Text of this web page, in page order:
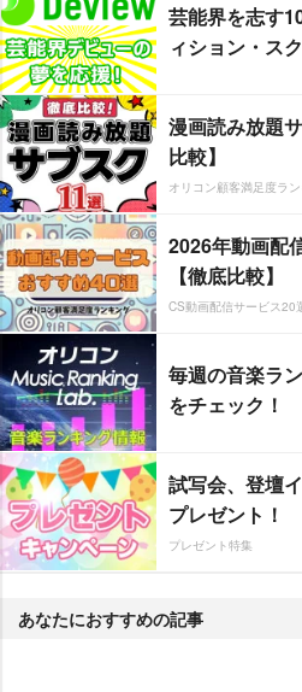
芸能界を志す
ィション・ス
漫画読み放題
比較】
オリコン顧客満足度ラ
2026年動画配
【徹底比較】
CS動画配信サービス20
毎週の音楽ラ
をチェック！
試写会、登壇
プレゼント！
プレゼント特集
あなたにおすすめの記事